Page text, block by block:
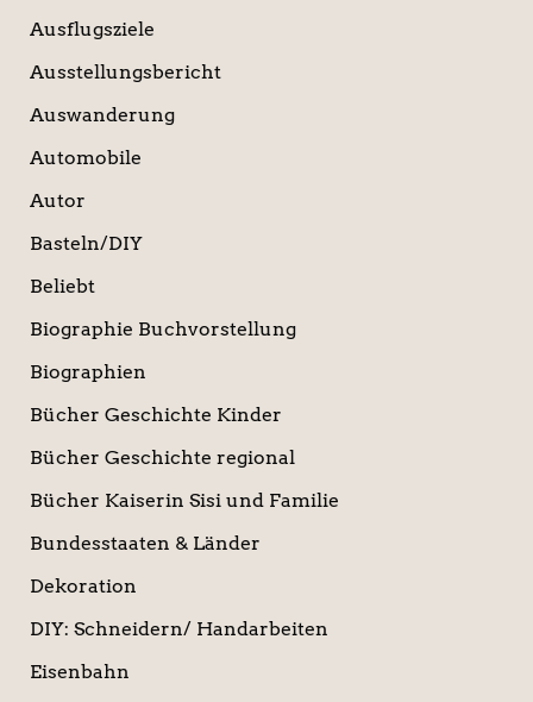
Ausflugsziele
Ausstellungsbericht
Auswanderung
Automobile
Autor
Basteln/DIY
Beliebt
Biographie Buchvorstellung
Biographien
Bücher Geschichte Kinder
Bücher Geschichte regional
Bücher Kaiserin Sisi und Familie
Bundesstaaten & Länder
Dekoration
DIY: Schneidern/ Handarbeiten
Eisenbahn